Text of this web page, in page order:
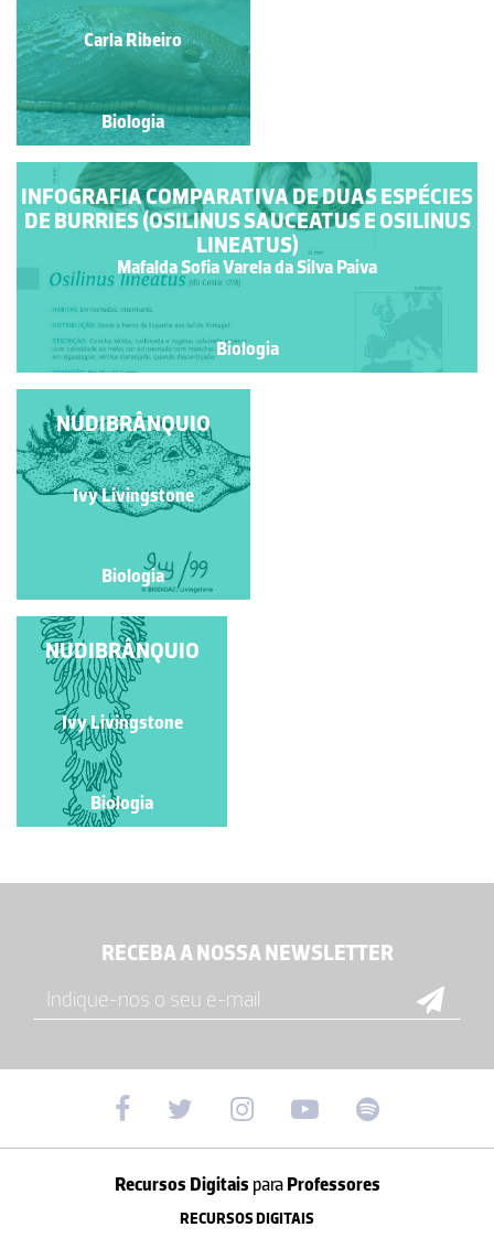
Carla Ribeiro
Biologia
Carla Ribeiro
Biologia
INFOGRAFIA COMPARATIVA DE DUAS ESPÉCIES
DE BURRIES (OSILINUS SAUCEATUS E OSILINUS
LINEATUS)
Mafalda Sofia Varela da Silva Paiva
Biologia
DOIS BURRIÉS DA
COSTA PORTUGUESA
Lúcia Antunes
Biologia
NUDIBRÂNQUIO
Ivy Livingstone
Biologia
NUDIBRÂNQUIO
Ivy Livingstone
Biologia
RECEBA A NOSSA NEWSLETTER
Recursos Digitais paraProfessores
RECURSOS DIGITAIS